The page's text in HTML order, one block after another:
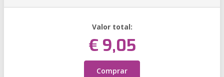
Valor total:
€ 9,05
Comprar